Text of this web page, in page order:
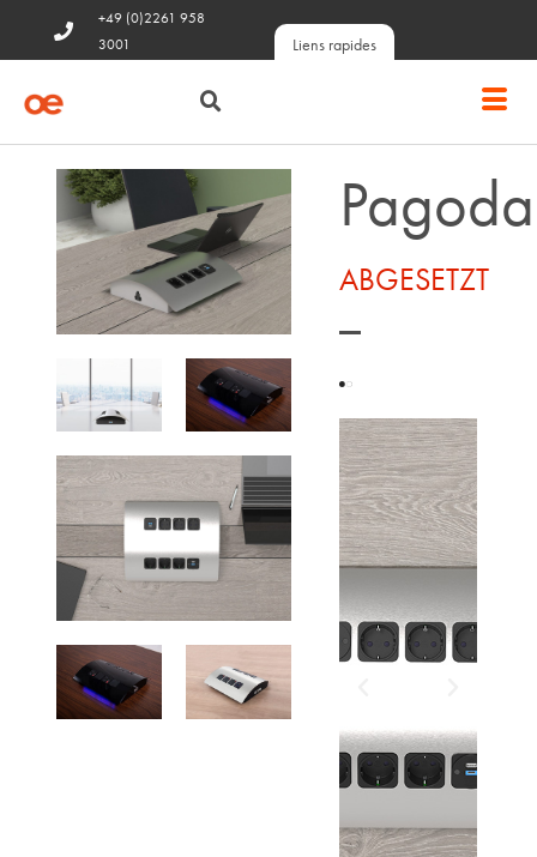
+49 (0)2261 958
3001
Liens rapides
Pagoda
ABGESETZT